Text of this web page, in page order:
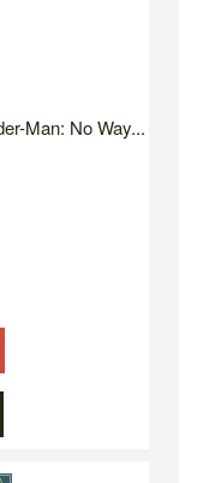
Man: No Way...